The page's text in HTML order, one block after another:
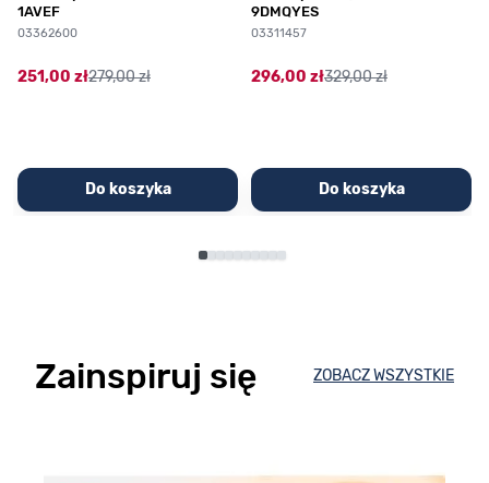
1AVEF
03362600
251,00 zł279,00 zł
Do koszyka
9DMQYES
03311457
296,00 zł329,00 zł
Do koszyka
Zainspiruj się ZOBACZ WSZYSTKIE